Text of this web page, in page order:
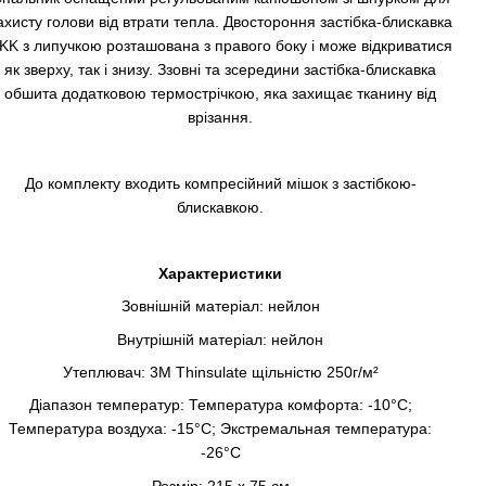
голови від втрати тепла. Двостороння застібка-блискавка
з липучкою розташована з правого боку і може відкриватися
як зверху, так і знизу. Ззовні та зсередини застібка-блискавка
обшита додатковою термострічкою, яка захищає тканину від
врізання.
До комплекту входить компресійний мішок з застібкою-
блискавкою.
Характеристики
Зовнішній матеріал: нейлон
Внутрішній матеріал: нейлон
Утеплювач: 3M Thinsulate щільністю 250г/м²
Діапазон температур: Температура комфорта: -10°C;
Температура воздуха: -15°C; Экстремальная температура:
-26°C